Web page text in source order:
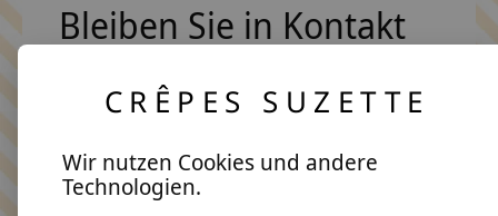
Bleiben Sie in Kontakt
Keine Sorge, wir übertreiben es nicht
CRÊPES SUZETTE
Wir nutzen Cookies und andere
Technologien.